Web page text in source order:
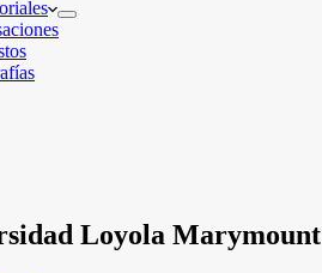
Loyola Marymount